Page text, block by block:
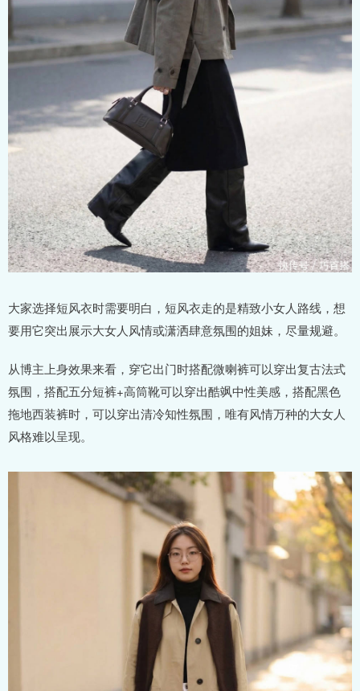
大家选择短风衣时需要明白，短风衣走的是精致小女人路线，想
要用它突出展示大女人风情或潇洒肆意氛围的姐妹，尽量规避。
从博主上身效果来看，穿它出门时搭配微喇裤可以穿出复古法式
氛围，搭配五分短裤+高筒靴可以穿出酷飒中性美感，搭配黑色
拖地西装裤时，可以穿出清冷知性氛围，唯有风情万种的大女人
风格难以呈现。